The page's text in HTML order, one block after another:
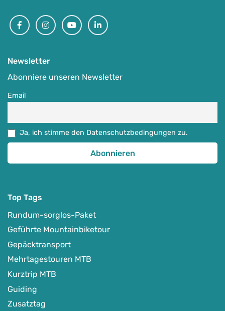
FacebookInstagramYoutubeLinkedin
Newsletter
Abonniere unseren Newsletter
Email
Ja, ich stimme den Datenschutzbedingungen zu.
Top Tags
Rundum-sorglos-Paket
Geführte Mountainbiketour
Gepäcktransport
Mehrtagestouren MTB
Kurztrip MTB
Guiding
Zusatztag